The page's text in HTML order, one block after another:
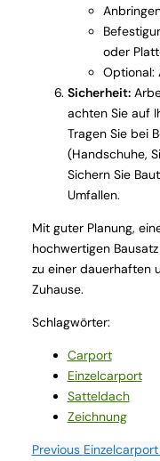
oder
Optional:
Sicherheit:
achten Sie auf
Tragen Sie bei
(Handschuhe,
Sichern Sie
Umfallen.
Mit guter Planung,
hochwertigen
zu einer dauerhaften
Zuhause.
Schlagwörter:
Carport
Einzelcarport
Satteldach
Zeichnung
Previous